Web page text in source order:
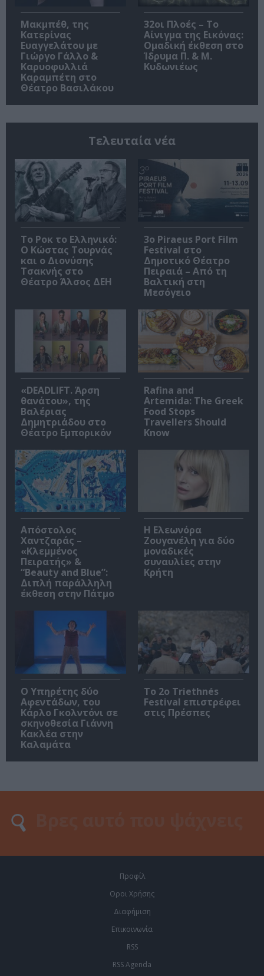
Μακμπέθ, της
Κατερίνας
Ευαγγελάτου με
Γιώργο Γάλλο &
Καρυοφυλλιά
Καραμπέτη στο
Θέατρο Βασιλάκου
32οι Πλοές – Το
Αίνιγμα της Εικόνας:
Ομαδική έκθεση στο
Ίδρυμα Π. & Μ.
Κυδωνιέως
Τελευταία νέα
Το Ροκ το Ελληνικό:
Ο Κώστας Τουρνάς
και ο Διονύσης
Τσακνής στο
Θέατρο Άλσος ΔΕΗ
3o Piraeus Port Film
Festival στο
Δημοτικό Θέατρο
Πειραιά – Από τη
Βαλτική στη
Μεσόγειο
«DEADLIFT. Άρση
θανάτου», της
Βαλέριας
Δημητριάδου στο
Θέατρο Εμπορικόν
Rafina and
Artemida: The Greek
Food Stops
Travellers Should
Know
Απόστολος
Χαντζαράς –
«Κλεμμένος
Πειρατής» &
“Beauty and Blue”:
Διπλή παράλληλη
έκθεση στην Πάτμο
Η Ελεωνόρα
Ζουγανέλη για δύο
μοναδικές
συναυλίες στην
Κρήτη
Ο Υπηρέτης δύο
Αφεντάδων, του
Κάρλο Γκολντόνι σε
σκηνοθεσία Γιάννη
Κακλέα στην
Καλαμάτα
Το 2ο Triethnés
Festival επιστρέφει
στις Πρέσπες
Προφίλ
Οροι Χρήσης
Διαφήμιση
Επικοινωνία
RSS
RSS Agenda